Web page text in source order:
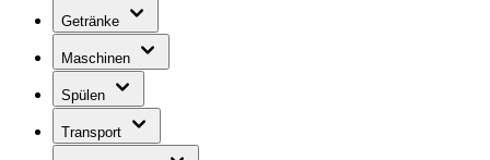
Getränke
Maschinen
Spülen
Transport